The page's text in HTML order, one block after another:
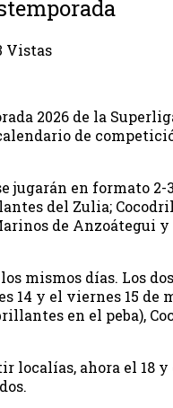
Vistas
2026 de la
de
jugarán en formato 2-
del Zulia;
de Anzoátegui y
mismos días. Los
14 y el viernes 15 de
en el peba),
localías, ahora el 18 y